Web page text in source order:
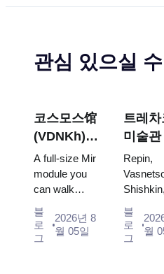
관심 있으실
코스모스馆
(VDNKh) :
러시아 최대
우주 전시관
A full-size Mir
module you
can walk
Energia–
Buran model,
블
로
그
2026년 8
월 05일
트레차
미술관
작: 꼭
할 그림
중심으
방문 계
Repin,
Shishkin,
and
— the
블
로
그
월